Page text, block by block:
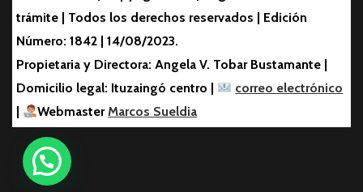
trámite | Todos los derechos reservados | Edición
Número: 1842 | 14/08/2023.
Propietaria y Directora: Angela V. Tobar Bustamante |
Domicilio legal: Ituzaingó centro |
correo electrónico
WebmasterMarcos Sueldia